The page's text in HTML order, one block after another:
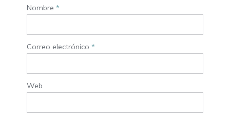
Nombre *
Correo electrónico *
Web